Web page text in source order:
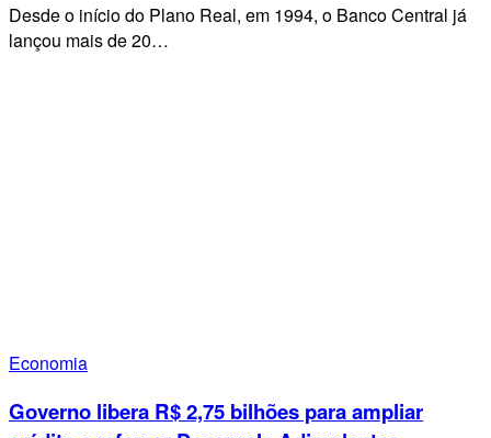
Desde o início do Plano Real, em 1994, o Banco Central já
lançou mais de 20…
Economia
Governo libera R$ 2,75 bilhões para ampliar